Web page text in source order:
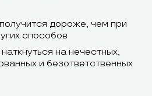
на
и
Русский,
дороже, чем при
способов
на нечестных,
и безответственных